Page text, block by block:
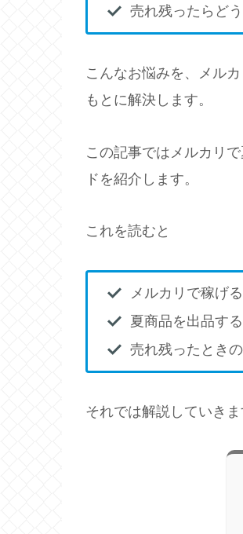
売れ残ったらど
こんなお悩みを、メル
もとに解決します。
この記事ではメルカリ
ドを紹介します。
これを読むと
メルカリで稼げ
夏商品を出品す
売れ残ったとき
それでは解説していきま